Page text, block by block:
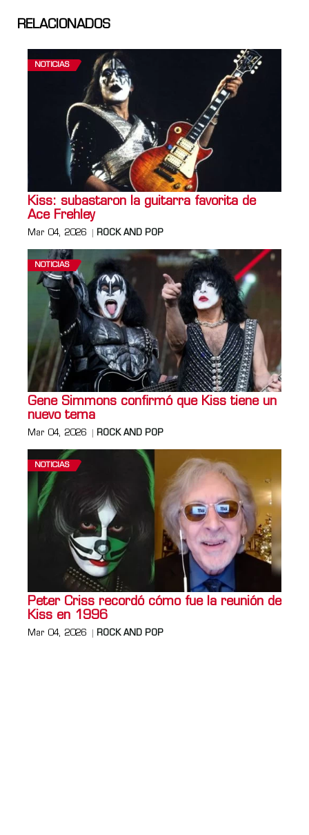
RELACIONADOS
NOTICIAS
Kiss: subastaron la guitarra favorita de
Ace Frehley
Mar 04, 2026 ROCK AND POP
NOTICIAS
Gene Simmons confirmó que Kiss tiene un
nuevo tema
Mar 04, 2026 ROCK AND POP
NOTICIAS
Peter Criss recordó cómo fue la reunión de
Kiss en 1996
Mar 04, 2026 ROCK AND POP